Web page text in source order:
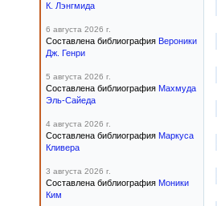
К. Лэнгмида
6 августа 2026 г.
Составлена библиография Вероники
Дж. Генри
5 августа 2026 г.
Составлена библиография Махмуда
Эль-Сайеда
4 августа 2026 г.
Составлена библиография Маркуса
Кливера
3 августа 2026 г.
Составлена библиография Моники
Ким